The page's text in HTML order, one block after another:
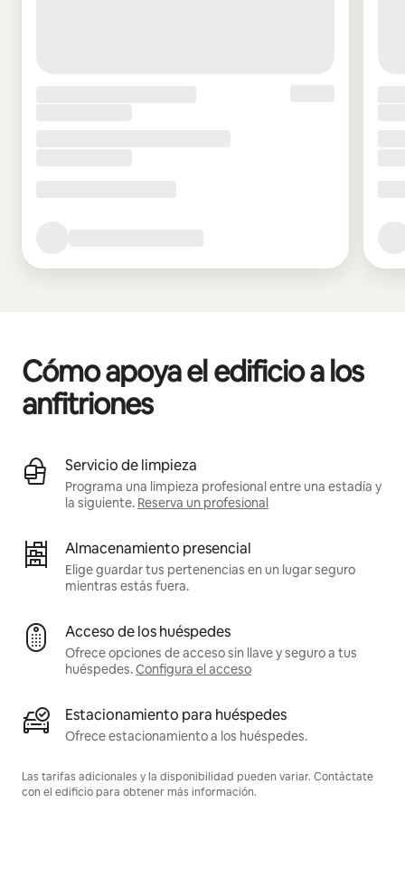
Cómo apoya el edificio a los
anfitriones
Servicio de limpieza
Programa una limpieza profesional entre una estadía y
la siguiente. Reserva un profesional
Almacenamiento presencial
Elige guardar tus pertenencias en un lugar seguro
mientras estás fuera.
Acceso de los huéspedes
Ofrece opciones de acceso sin llave y seguro a tus
huéspedes.Configura el acceso
Estacionamiento para huéspedes
Ofrece estacionamiento a los huéspedes.
Las tarifas adicionales y la disponibilidad pueden variar. Contáctate
con el edificio para obtener más información.